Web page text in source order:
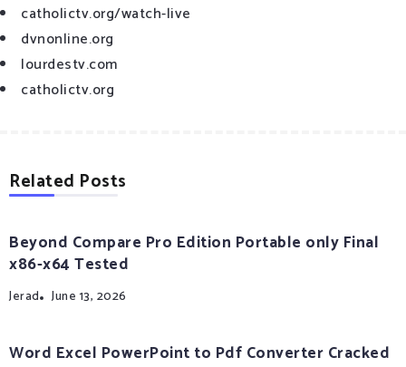
catholictv.org/watch-live
dvnonline.org
lourdestv.com
catholictv.org
Related Posts
Beyond Compare Pro Edition Portable only Final
x86-x64 Tested
Jerad June 13, 2026
Word Excel PowerPoint to Pdf Converter Cracked